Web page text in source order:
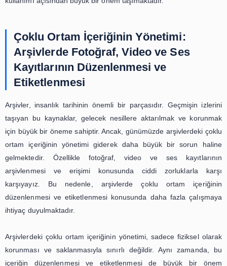
Dijitalleştirme sürecinde, öncelikle arşivlerdeki
çözünürlüklü tarayıcılar kullanılarak gerçekleştirilir.
materyaller, dijital ortama aktarılır ve bu şekilde
ortamda, materyallerin korunması ve erişilebilirliği için
tüm önlemler alınır. Örneğin, yedekleme işlemleri
Dijitalleştirme sürecinin en önemli
metadatalandırmadır. Metadatalandırma, dijital ortama
materyallerin içeriklerinin ayrıntılı bir şekilde
sayede, materyallerin arşivdeki konumları, içerikleri ve
bilgiler kayıt altına alınır. Metadatalandırma,
gelecekteki erişilebilirliği açısından büyük bir önem
Dijitalleştirme sürecinin tamamlanmasının ardından,
saklanması ve erişilebilirliği için uygun bir sistem